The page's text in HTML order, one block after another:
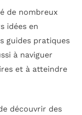
de nombreux
idées en
guides pratiques
à naviguer
et à atteindre
découvrir des